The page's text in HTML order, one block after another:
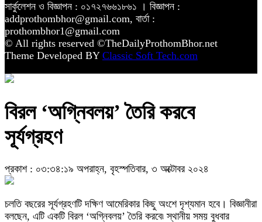
সার্কুলেশন ও বিজ্ঞাপন : ০১৭২৭৬৬১৮৬১ । বিজ্ঞাপন :
addprothombhor@gmail.com, বার্তা :
prothombhor1@gmail.com
© All rights reserved ©TheDailyProthomBhor.net
Theme Developed BY Classic Soft Tech.com
বিরল ‘অগ্নিবলয়’ তৈরি করবে
সূর্যগ্রহণ
প্রকাশ : ০৩:৩৪:১৯ অপরাহ্ন, বৃহস্পতিবার, ৩ অক্টোবর ২০২৪
চলতি বছরের সূর্যগ্রহণটি দক্ষিণ আমেরিকার কিছু অংশে দৃশ্যমান হবে। বিজ্ঞানীরা
বলছেন, এটি একটি বিরল ‘অগ্নিবলয়’ তৈরি করবে৷ স্থানীয় সময় বুধবার